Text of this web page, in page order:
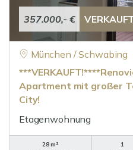
357.000,- €
München / Schwabing
Apartment mit großer
City!
Etagenwohnung
28 m²
1